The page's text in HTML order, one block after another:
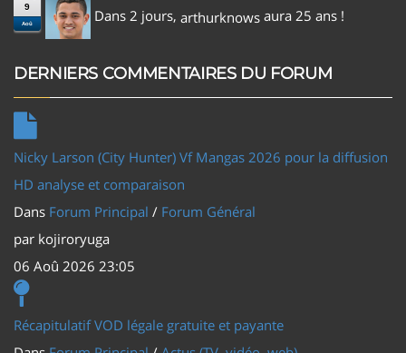
9
Aoû Dans 2 jours, arthurknows aura 25 ans !
DERNIERS COMMENTAIRES DU FORUM
Nicky Larson (City Hunter) Vf Mangas 2026 pour la diffusion
HD analyse et comparaison
Dans Forum Principal / Forum Général
par kojiroryuga
06 Aoû 2026 23:05
Récapitulatif VOD légale gratuite et payante